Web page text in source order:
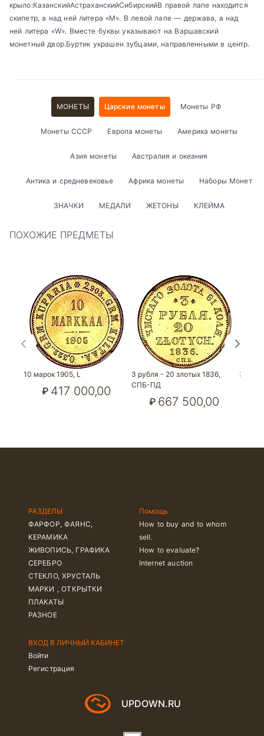
крыло:КазанскийАстраханскийСибирскийВ правой лапе находится
скипетр, а над ней литера «М». В левой лапе — держава, а над
ней литера «W». Вместе буквы указывают на Варшавский
монетный двор.Буртик украшен зубцами, направленными в центр.
МОНЕТЫ Царские монеты Монеты РФ
Монеты СССР Европа монеты Америка монеты
Азия монеты Австралия и океания
Антика и средневековье Африка монеты Наборы Монет
ЗНАЧКИ МЕДАЛИ ЖЕТОНЫ КЛЕЙМА
ПОХОЖИЕ ПРЕДМЕТЫ
10 марок 1905, L
₽ 417 000,00
3 рубля - 20 злотых 1836,
СПБ-ПД
₽ 667 500,00
3
РАЗДЕЛЫ
ФАРФОР, ФАЯНС,
КЕРАМИКА
ЖИВОПИСЬ, ГРАФИКА
СЕРЕБРО
СТЕКЛО, ХРУСТАЛЬ
МАРКИ , ОТКРЫТКИ
ПЛАКАТЫ
РАЗНОЕ
Помощь
How to buy and to whom
sell.
How to evaluate?
Internet auction
ВХОД В ЛИЧНЫЙ КАБИНЕТ
Войти
Регистрация
UPDOWN.RU